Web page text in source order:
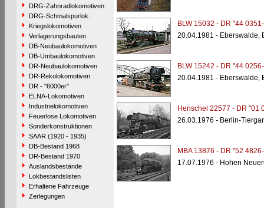
DRG-Zahnradlokomotiven
DRG-Schmalspurlok.
Kriegslokomotiven
Verlagerungsbauten
DB-Neubaulokomotiven
DB-Umbaulokomotiven
DR-Neubaulokomotiven
DR-Rekolokomotiven
DR - "6000er"
ELNA-Lokomotiven
Industrielokomotiven
Feuerlose Lokomotiven
Sonderkonstruktionen
SAAR (1920 - 1935)
DB-Bestand 1968
DR-Bestand 1970
Auslandsbestände
Lokbestandslisten
Erhaltene Fahrzeuge
Zerlegungen
BLW 15032 - DR "44
20.04.1981 - Eberswalde,
BLW 15242 - DR "44
20.04.1981 - Eberswalde,
Henschel 22577 - DR "01
26.03.1976 - Berlin-
MBA 13876 - DR "52
17.07.1976 - Hohen